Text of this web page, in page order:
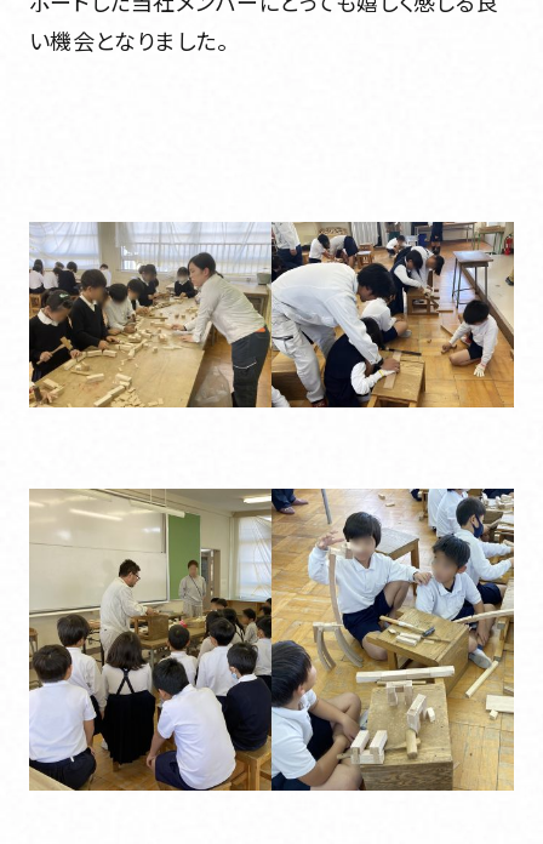
い機会となりました。